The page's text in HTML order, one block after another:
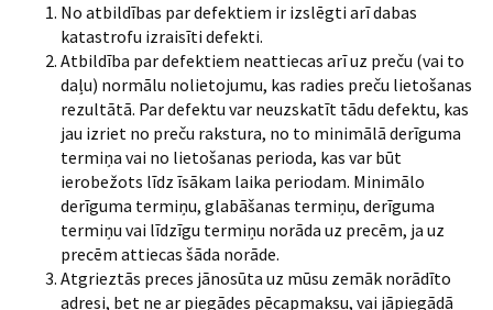
No atbildības par defektiem ir izslēgti arī dabas
katastrofu izraisīti defekti.
Atbildība par defektiem neattiecas arī uz preču (vai to
daļu) normālu nolietojumu, kas radies preču lietošanas
rezultātā. Par defektu var neuzskatīt tādu defektu, kas
jau izriet no preču rakstura, no to minimālā derīguma
termiņa vai no lietošanas perioda, kas var būt
ierobežots līdz īsākam laika periodam. Minimālo
derīguma termiņu, glabāšanas termiņu, derīguma
termiņu vai līdzīgu termiņu norāda uz precēm, ja uz
precēm attiecas šāda norāde.
Atgrieztās preces jānosūta uz mūsu zemāk norādīto
adresi, bet ne ar piegādes pēcapmaksu, vai jāpiegādā